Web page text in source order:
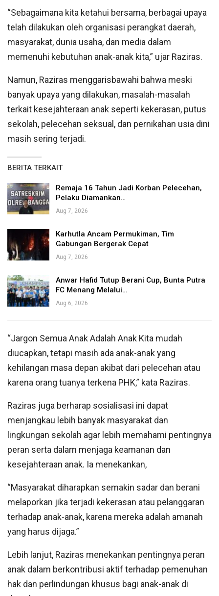
“Sebagaimana kita ketahui bersama, berbagai upaya
telah dilakukan oleh organisasi perangkat daerah,
masyarakat, dunia usaha, dan media dalam
memenuhi kebutuhan anak-anak kita,” ujar Raziras.
Namun, Raziras menggarisbawahi bahwa meski
banyak upaya yang dilakukan, masalah-masalah
terkait kesejahteraan anak seperti kekerasan, putus
sekolah, pelecehan seksual, dan pernikahan usia dini
masih sering terjadi.
BERITA TERKAIT
Remaja 16 Tahun Jadi Korban Pelecehan,
Pelaku Diamankan…
Aug 7, 2026
Karhutla Ancam Permukiman, Tim
Gabungan Bergerak Cepat
Aug 7, 2026
Anwar Hafid Tutup Berani Cup, Bunta Putra
FC Menang Melalui…
Aug 6, 2026
“Jargon Semua Anak Adalah Anak Kita mudah
diucapkan, tetapi masih ada anak-anak yang
kehilangan masa depan akibat dari pelecehan atau
karena orang tuanya terkena PHK,” kata Raziras.
Raziras juga berharap sosialisasi ini dapat
menjangkau lebih banyak masyarakat dan
lingkungan sekolah agar lebih memahami pentingnya
peran serta dalam menjaga keamanan dan
kesejahteraan anak. Ia menekankan,
“Masyarakat diharapkan semakin sadar dan berani
melaporkan jika terjadi kekerasan atau pelanggaran
terhadap anak-anak, karena mereka adalah amanah
yang harus dijaga.”
Lebih lanjut, Raziras menekankan pentingnya peran
anak dalam berkontribusi aktif terhadap pemenuhan
hak dan perlindungan khusus bagi anak-anak di